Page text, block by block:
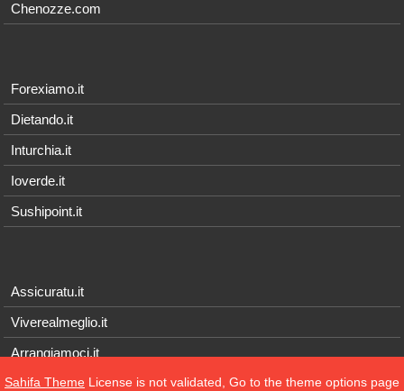
Chenozze.com
Forexiamo.it
Dietando.it
Inturchia.it
Ioverde.it
Sushipoint.it
Assicuratu.it
Viverealmeglio.it
Arrangiamoci.it
Tecnichef.it
Sahifa Theme License is not validated, Go to the theme options page